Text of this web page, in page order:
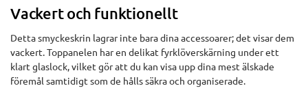
Vackert och funktionellt
Detta smyckeskrin lagrar inte bara dina accessoarer; det visar dem
vackert. Toppanelen har en delikat fyrklöverskärning under ett
klart glaslock, vilket gör att du kan visa upp dina mest älskade
föremål samtidigt som de hålls säkra och organiserade.